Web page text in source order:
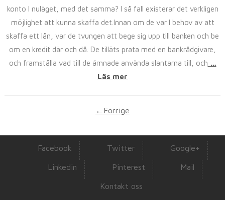
konto I nuläget, med det samma? I så fall existerar det verkligen
möjlighet att kunna skaffa det.Innan om de var I behov av att
skaffa ett lån, var de tvungen att bege sig upp till banken och be
om en kredit där och då. De tilläts prata med en bankrådgivare,
och framställa vad till de ämnade använda slantarna till, och …
Läs mer
←Forrige
Facebook Twitter Google+
Linkedin Pinterest Mail
Kontakt oss